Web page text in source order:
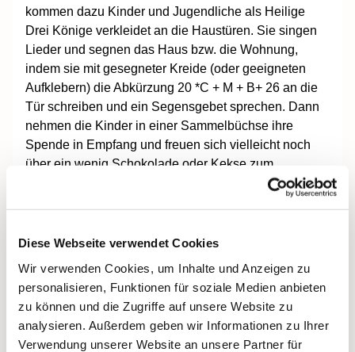
Diese Webseite verwendet Cookies
Wir verwenden Cookies, um Inhalte und Anzeigen zu
personalisieren, Funktionen für soziale Medien anbieten
zu können und die Zugriffe auf unsere Website zu
analysieren. Außerdem geben wir Informationen zu Ihrer
Verwendung unserer Website an unsere Partner für
kommen dazu Kinder und Jugendliche als Heilige
Drei Könige verkleidet an die Haustüren. Sie singen
Lieder und segnen das Haus bzw. die Wohnung,
indem sie mit gesegneter Kreide (oder geeigneten
Aufklebern) die Abkürzung 20 *C + M + B+ 26 an die
Tür schreiben und ein Segensgebet sprechen. Dann
nehmen die Kinder in einer Sammelbüchse ihre
Spende in Empfang und freuen sich vielleicht noch
über ein wenig Schokolade oder Kekse zum
mitnehmen, ehe sie weiterziehen. Der Besuch dauert
angegebenen Zeiträume, in denen die Kinder
unterwegs sein werden:
Großraum Stralsund (Stadt und
Umgebung): 29./30.12; 02./03.01